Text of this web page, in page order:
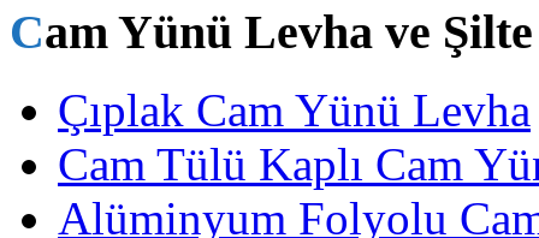
Cam Yünü Levha ve Şilte
Çıplak Cam Yünü Levha
Cam Tülü Kaplı Cam
Alüminyum Folyolu